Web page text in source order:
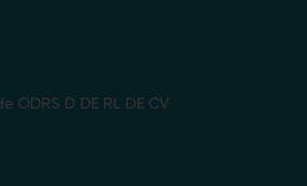
ODRS D DE RL DE CV